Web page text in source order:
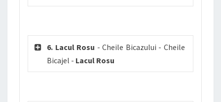
6. Lacul Rosu - Cheile Bicazului - Cheile
Bicajel - Lacul Rosu